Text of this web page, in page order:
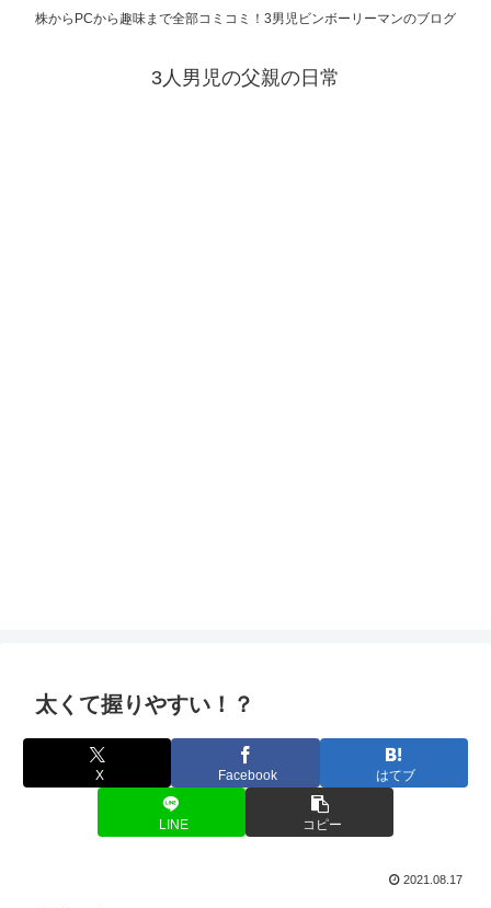
株からPCから趣味まで全部コミコミ！3男児ビンボーリーマンのブログ
3人男児の父親の日常
太くて握りやすい！？
X Facebook はてブ
LINE コピー
2021.08.17